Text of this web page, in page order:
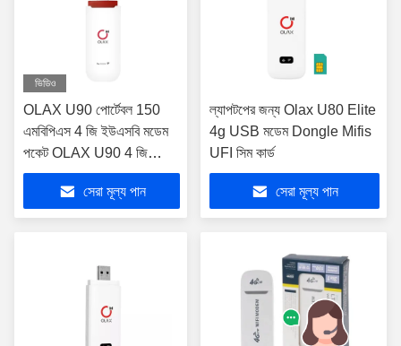
ভিডিও
OLAX U90 পোর্টেবল 150
এমবিপিএস 4 জি ইউএসবি মডেম
পকেট OLAX U90 4 জি
এলটিই ওয়াইফাই রাউটার
সেরা মূল্য পান
ল্যাপটপের জন্য Olax U80 Elite
4g USB মডেম Dongle Mifis
UFI সিম কার্ড
সেরা মূল্য পান